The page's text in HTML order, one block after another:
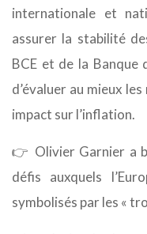
internationale et
assurer la stabilité
BCE et de la Banque
d’évaluer au mieux
impact sur l’inflation.
👉 Olivier Garnier a
défis auxquels
symbolisés par les «